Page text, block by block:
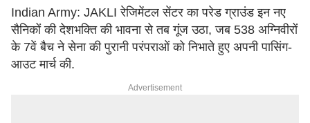
Indian Army: JAKLI रेजिमेंटल सेंटर का परेड ग्राउंड इन नए
सैनिकों की देशभक्ति की भावना से तब गूंज उठा, जब 538 अग्निवीरों
के 7वें बैच ने सेना की पुरानी परंपराओं को निभाते हुए अपनी पासिंग-
आउट मार्च की.
Advertisement